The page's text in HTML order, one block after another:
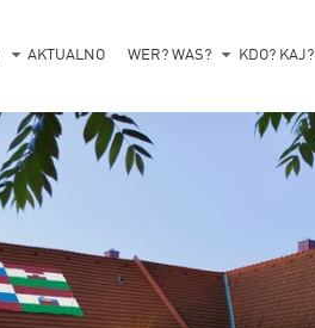
AKTUALNO WER? WAS? KDO? KAJ?